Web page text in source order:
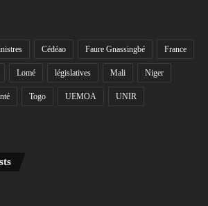
Cédéao Faure Gnassingbé France
Lomé législatives Mali Niger
Togo UEMOA UNIR